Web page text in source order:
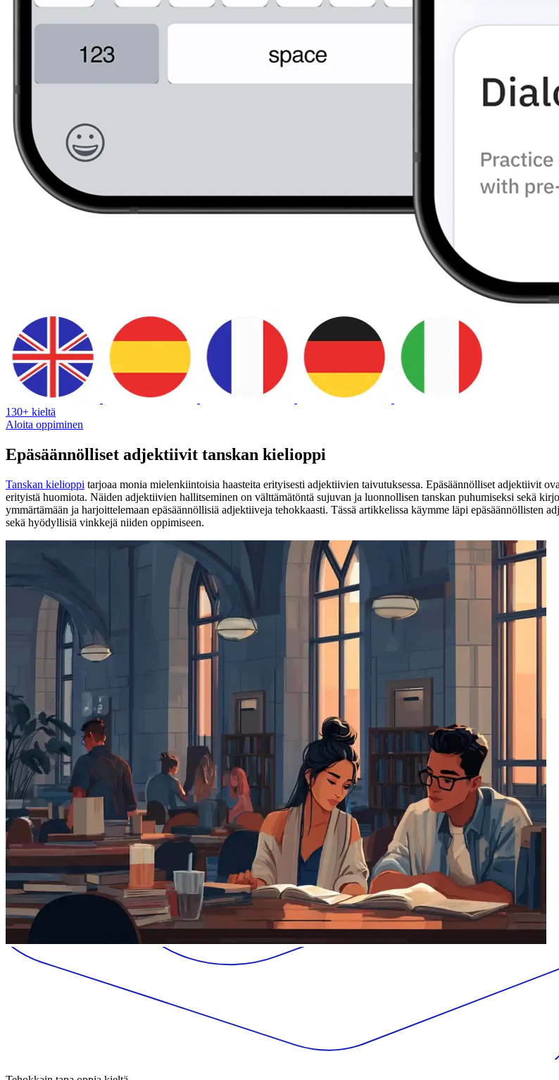
130+ kieltä
Aloita oppiminen
Epäsäännölliset adjektiivit tanskan kielioppi
Tanskan kielioppi tarjoaa monia mielenkiintoisia haasteita erityisesti adjektiivien taivutuksessa. Epäsäännölliset adjektiivit
erityistä huomiota. Näiden adjektiivien hallitseminen on välttämätöntä sujuvan ja luonnollisen tanskan puhumiseksi sekä
ymmärtämään ja harjoittelemaan epäsäännöllisiä adjektiiveja tehokkaasti. Tässä artikkelissa käymme läpi
sekä hyödyllisiä vinkkejä niiden oppimiseen.